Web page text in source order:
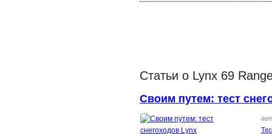
Статьи о Lynx 69
Своим путем: тест